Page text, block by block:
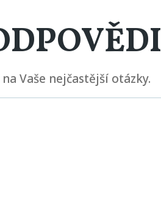
Vaše nejčastější otázky.